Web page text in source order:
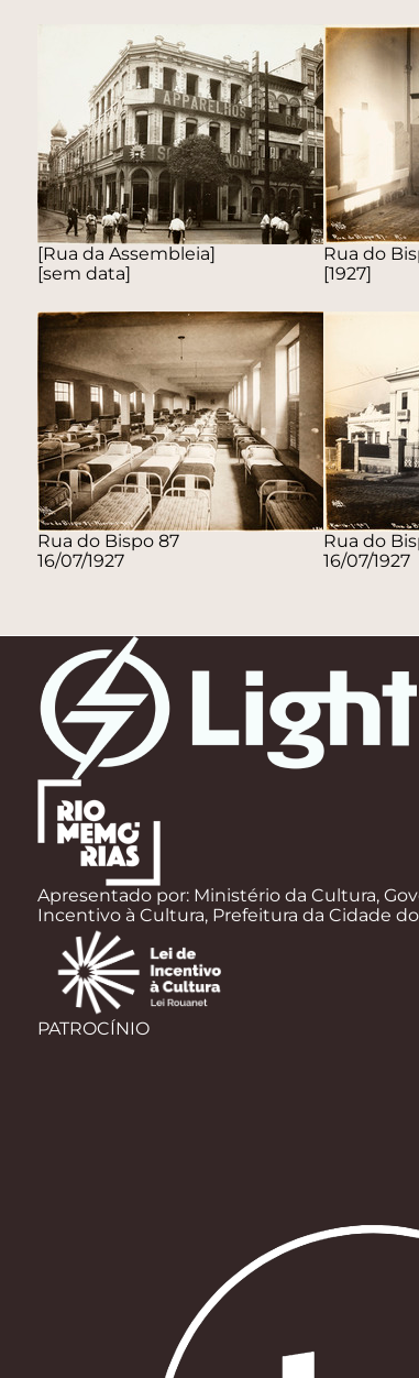
[Rua da Assembleia]
[sem data]
Rua do
[1927]
Rua do Bispo 87
16/07/1927
Rua do
16/07/1927
Apresentado por: Ministério da Cultura,
Incentivo à Cultura, Prefeitura da Cidade
PATROCÍNIO